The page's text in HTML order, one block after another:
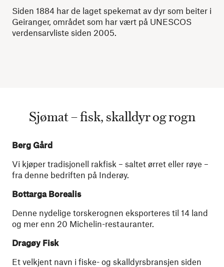
Siden 1884 har de laget spekemat av dyr som beiter i
Geiranger, området som har vært på UNESCOS
verdensarvliste siden 2005.
Sjømat – fisk, skalldyr og rogn
Berg Gård
Vi kjøper tradisjonell rakfisk – saltet ørret eller røye –
fra denne bedriften på Inderøy.
Bottarga Borealis
Denne nydelige torskerognen eksporteres til 14 land
og mer enn 20 Michelin-restauranter.
Dragøy Fisk
Et velkjent navn i fiske- og skalldyrsbransjen siden